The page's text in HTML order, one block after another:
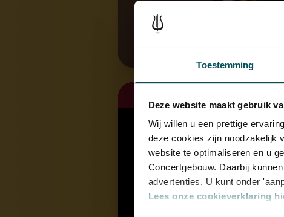
Toestemming
Deze website maakt gebruik
Wij willen u een prettige
deze cookies zijn noodzakelijk
website te optimaliseren en u
Concertgebouw. Daarbij
advertenties. U kunt onder
Lees onze cookieverklaring